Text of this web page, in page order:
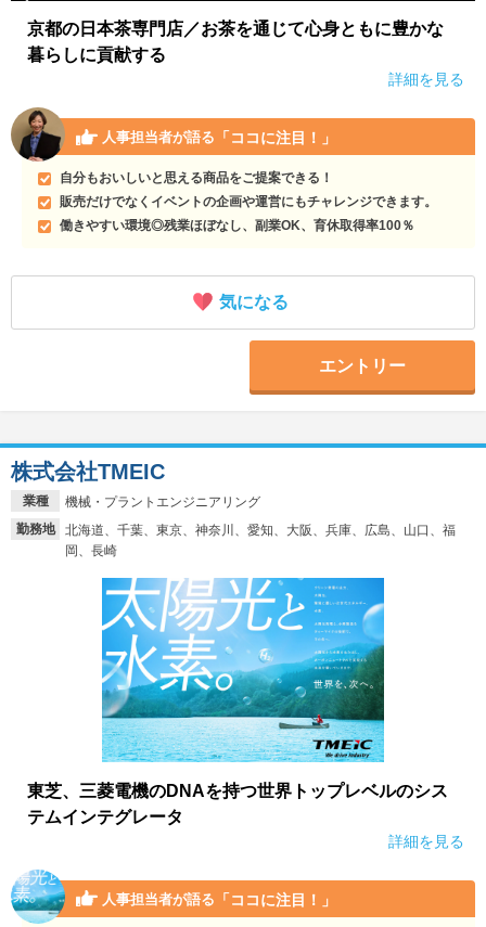
京都の日本茶専門店／お茶を通じて心身ともに豊かな
暮らしに貢献する
詳細を見る
人事担当者が語る 「ココに注目！」
自分もおいしいと思える商品をご提案できる！
販売だけでなくイベントの企画や運営にもチャレンジできます。
働きやすい環境◎残業ほぼなし、副業OK、育休取得率100％
気になる
エントリー
業種
機械・プラントエンジニアリング
勤務地
北海道、千葉、東京、神奈川、愛知、大阪、兵庫、広島、山口、福
岡、長崎
株式会社TMEIC
東芝、三菱電機のDNAを持つ世界トップレベルのシス
テムインテグレータ
詳細を見る
人事担当者が語る 「ココに注目！」